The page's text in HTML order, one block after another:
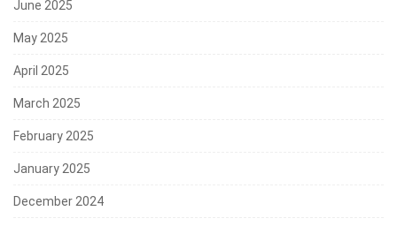
June 2025
May 2025
April 2025
March 2025
February 2025
January 2025
December 2024